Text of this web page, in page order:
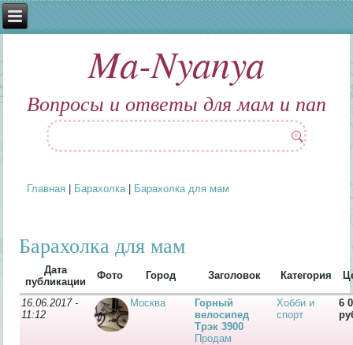
Ma-Nyanya
Вопросы и ответы для мам и пап
Вы здесь
Главная| Барахолка| Барахолка для мам
Барахолка для мам
Дата
публикации
Фото Город Заголовок Категория
16.06.2017 -
11:12
Москва
Горный
велосипед
Трэк 3900
Продам
Хобби и
спорт
6